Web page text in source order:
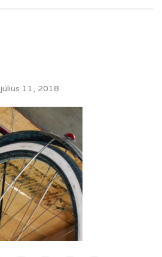
július 11, 2018